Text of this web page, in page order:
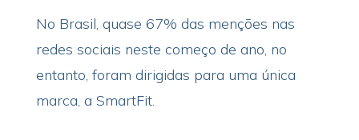
No Brasil, quase 67% das menções nas
redes sociais neste começo de ano, no
entanto, foram dirigidas para uma única
marca, a SmartFit.